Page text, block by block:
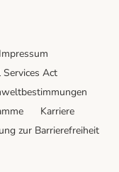
Impressum
Services Act
Karriere
zur Barrierefreiheit